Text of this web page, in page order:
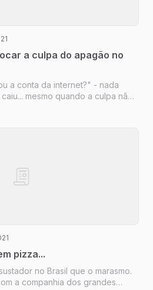
a culpa do apagão no
a conta da internet?" - nada
mesmo quando a culpa não
essa bandeira vermelha...
pizza...
no Brasil que o marasmo.
a companhia dos grandes